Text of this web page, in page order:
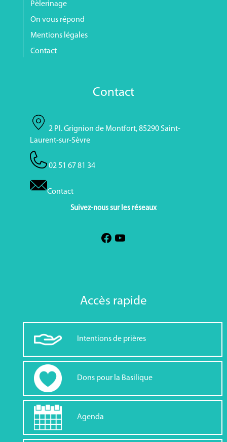
Pèlerinage
On vous répond
Mentions légales
Contact
Contact
2 Pl. Grignion de Montfort, 85290 Saint-
Laurent-sur-Sèvre
02 51 67 81 34
Contact
Suivez-nous sur les réseaux
Accès rapide
Intentions de prières
Dons pour la Basilique
Agenda